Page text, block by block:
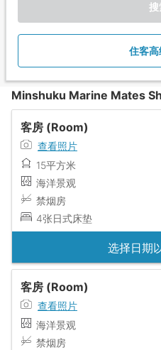
搜
住客
Minshuku Marine Mates
客房 (Room)
查看照片
15平方米
海洋景观
禁烟房
4张日式床垫
选择日期
客房 (Room)
查看照片
海洋景观
禁烟房